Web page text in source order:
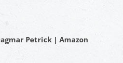
Petrick | Amazon